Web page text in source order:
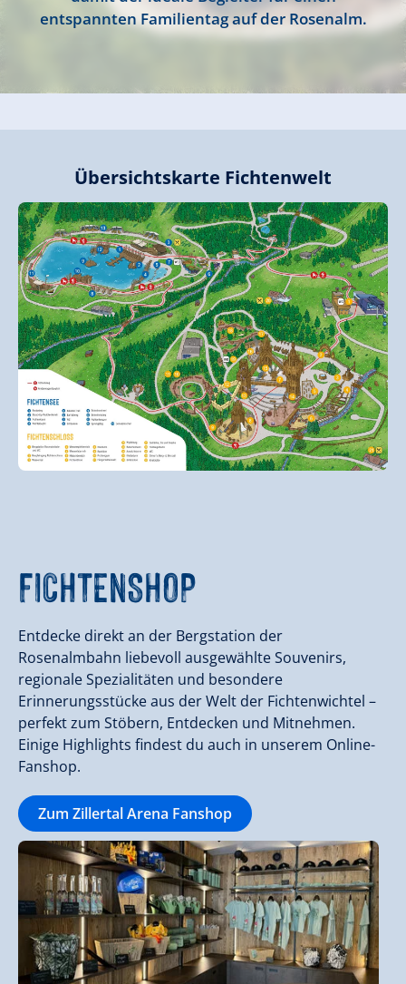
entspannten Familientag auf der Rosenalm.
Übersichtskarte Fichtenwelt
FICHTENSHOP
Entdecke direkt an der Bergstation der
Rosenalmbahn liebevoll ausgewählte Souvenirs,
regionale Spezialitäten und besondere
Erinnerungsstücke aus der Welt der Fichtenwichtel –
perfekt zum Stöbern, Entdecken und Mitnehmen.
Einige Highlights findest du auch in unserem Online-
Fanshop.
Zum Zillertal Arena Fanshop